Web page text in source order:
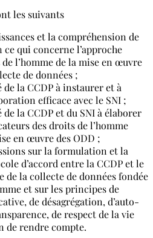
les suivants
et la compréhension de
ce qui concerne l’approche
l’homme de la mise en œuvre
de données ;
la CCDP à instaurer et à
efficace avec le SNI ;
la CCDP et du SNI à élaborer
des droits de l’homme
en œuvre des ODD ;
sur la formulation et la
d’accord entre la CCDP et le
de la collecte de données fondée
et sur les principes de
de désagrégation, d’auto-
de respect de la vie
de rendre compte.